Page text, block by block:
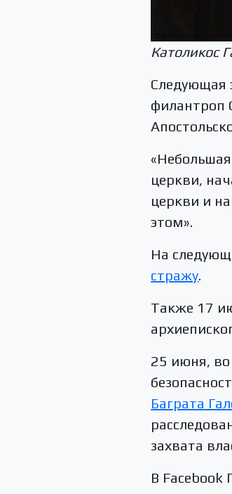
Католикос
Следующая
филантроп
церкви,
церкви и
этом».
На
стражу.
Также 17
25 июня,
Баграта
захвата
В Facebook